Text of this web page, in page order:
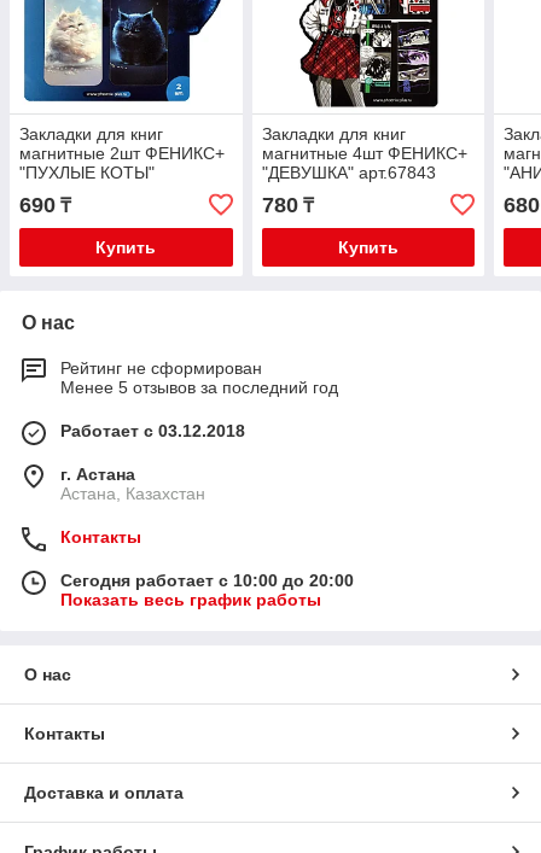
Закладки для книг
магнитные 2шт ФЕНИКС+
"ПУХЛЫЕ КОТЫ"
арт.67605
690 ₸
Купить
Закладки для книг
магнитные 4шт ФЕНИКС+
"ДЕВУШКА" арт.67843
780₸
Купить
680
О нас
Рейтинг не сформирован
Менее 5 отзывов за последний год
Работает с 03.12.2018
г. Астана
Астана, Казахстан
Контакты
Сегодня работает с 10:00 до 20:00
Показать весь график работы
О нас
Контакты
Доставка и оплата